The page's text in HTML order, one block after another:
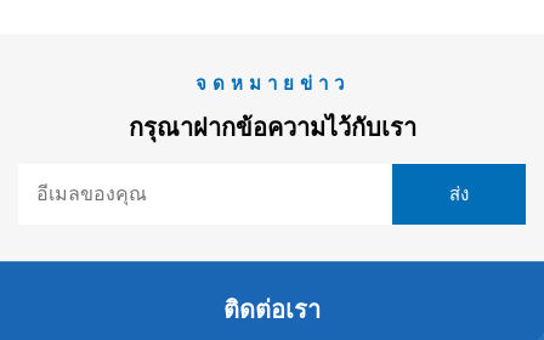
จดหมายข่าว
กรุณาฝากข้อความไว้กับเรา
ติดต่อเรา